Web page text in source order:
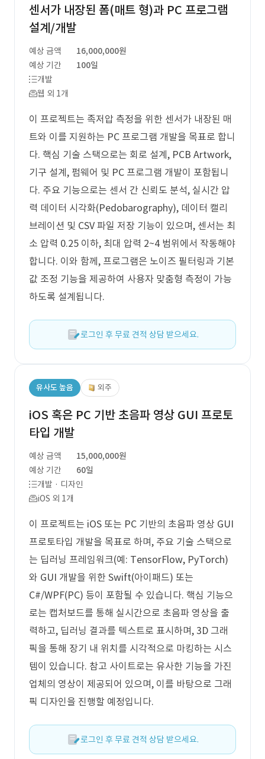
센서가 내장된 폼(매트 형)과 PC 프로그램
설계/개발
예상 금액
16,000,000원
예상 기간
100일
개발
웹 외 1개
이 프로젝트는 족저압 측정을 위한 센서가 내장된 매
트와 이를 지원하는 PC 프로그램 개발을 목표로 합니
다. 핵심 기술 스택으로는 회로 설계, PCB Artwork,
기구 설계, 펌웨어 및 PC 프로그램 개발이 포함됩니
다. 주요 기능으로는 센서 간 신뢰도 분석, 실시간 압
력 데이터 시각화(Pedobarography), 데이터 캘리
브레이션 및 CSV 파일 저장 기능이 있으며, 센서는 최
소 압력 0.25 이하, 최대 압력 2~4 범위에서 작동해야
합니다. 이와 함께, 프로그램은 노이즈 필터링과 기본
값 조정 기능을 제공하여 사용자 맞춤형 측정이 가능
하도록 설계됩니다.
로그인 후 무료 견적 상담 받으세요.
유사도 높음 외주
iOS 혹은 PC 기반 초음파 영상 GUI 프로토
타입 개발
예상 금액
15,000,000원
예상 기간
60일
개발 · 디자인
iOS 외 1개
이 프로젝트는 iOS 또는 PC 기반의 초음파 영상 GUI
프로토타입 개발을 목표로 하며, 주요 기술 스택으로
는 딥러닝 프레임워크(예: TensorFlow, PyTorch)
와 GUI 개발을 위한 Swift(아이패드) 또는
C#/WPF(PC) 등이 포함될 수 있습니다. 핵심 기능으
로는 캡처보드를 통해 실시간으로 초음파 영상을 출
력하고, 딥러닝 결과를 텍스트로 표시하며, 3D 그래
픽을 통해 장기 내 위치를 시각적으로 마킹하는 시스
템이 있습니다. 참고 사이트로는 유사한 기능을 가진
업체의 영상이 제공되어 있으며, 이를 바탕으로 그래
픽 디자인을 진행할 예정입니다.
로그인 후 무료 견적 상담 받으세요.